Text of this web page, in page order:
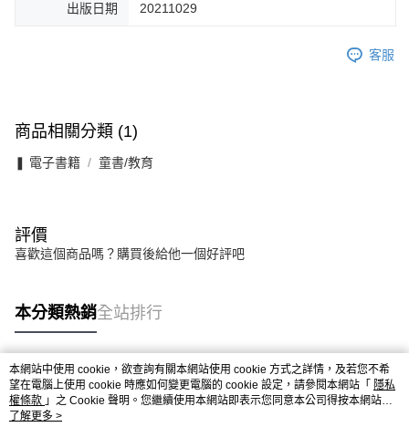
出版日期 20211029
客服
商品相關分類 (1)
❚ 電子書籍 童書/教育
評價
喜歡這個商品嗎？購買後給他一個好評吧
本分類熱銷全站排行
熱門標籤
本網站中使用 cookie，欲查詢有關本網站使用 cookie 方式之詳情，及若您不希
望在電腦上使用 cookie 時應如何變更電腦的 cookie 設定，請參閱本網站「 隱私
權條款 」之 Cookie 聲明。您繼續使用本網站即表示您同意本公司得按本網站使
用條款之 Cookie 聲明使用 cookie。
了解更多 >